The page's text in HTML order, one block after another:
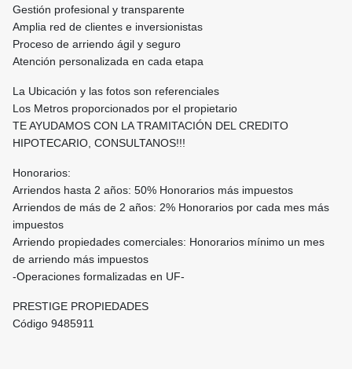
Gestión profesional y transparente
Amplia red de clientes e inversionistas
Proceso de arriendo ágil y seguro
Atención personalizada en cada etapa
La Ubicación y las fotos son referenciales
Los Metros proporcionados por el propietario
TE AYUDAMOS CON LA TRAMITACIÓN DEL CREDITO
HIPOTECARIO, CONSULTANOS!!!
Honorarios:
Arriendos hasta 2 años: 50% Honorarios más impuestos
Arriendos de más de 2 años: 2% Honorarios por cada mes más
impuestos
Arriendo propiedades comerciales: Honorarios mínimo un mes
de arriendo más impuestos
-Operaciones formalizadas en UF-
PRESTIGE PROPIEDADES
Código 9485911